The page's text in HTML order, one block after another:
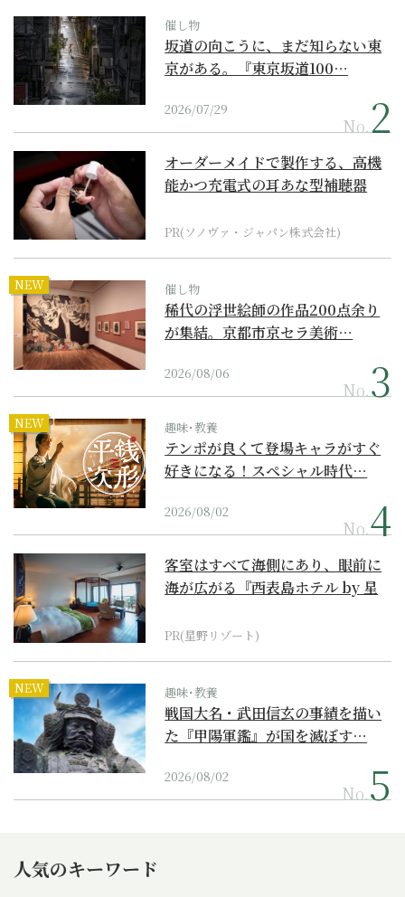
催し物
坂道の向こうに、まだ知らない東
京がある。『東京坂道100…
2026/07/29
No.
オーダーメイドで製作する、高機
能かつ充電式の耳あな型補聴器
PR(ソノヴァ・ジャパン株式会社)
NEW 催し物
稀代の浮世絵師の作品200点余り
が集結。京都市京セラ美術…
2026/08/06
No.
NEW 趣味･教養
テンポが良くて登場キャラがすぐ
好きになる！スペシャル時代…
2026/08/02
No.
客室はすべて海側にあり、眼前に
海が広がる『西表島ホテル by 星
PR(星野リゾート)
NEW 趣味･教養
戦国大名・武田信玄の事績を描い
た『甲陽軍鑑』が国を滅ぼす…
2026/08/02
No.
人気のキーワード